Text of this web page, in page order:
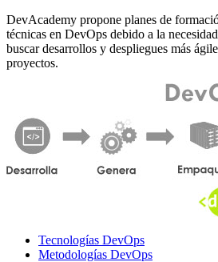
DevAcademy propone planes de
técnicas en DevOps debido a la
buscar desarrollos y despliegues más
proyectos.
Tecnologías DevOps
Metodologías DevOps